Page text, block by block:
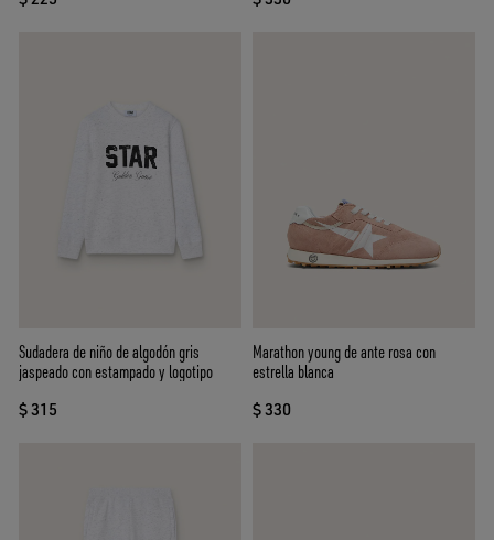
Sudadera de niño de algodón gris
jaspeado con estampado y logotipo
$ 315
Marathon young de ante rosa con
estrella blanca
$ 330